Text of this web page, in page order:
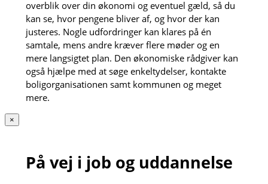
overblik over din økonomi og eventuel gæld, så du
kan se, hvor pengene bliver af, og hvor der kan
justeres. Nogle udfordringer kan klares på én
samtale, mens andre kræver flere møder og en
mere langsigtet plan. Den økonomiske rådgiver kan
også hjælpe med at søge enkeltydelser, kontakte
boligorganisationen samt kommunen og meget
mere.
×
På vej i job og uddannelse